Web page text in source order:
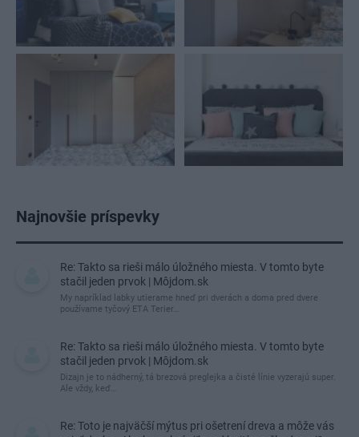
Najnovšie príspevky
Re: Takto sa rieši málo úložného miesta. V tomto byte
stačil jeden prvok | Môjdom.sk
My napríklad labky utierame hneď pri dverách a doma pred dvere
používame tyčový ETA Terier…
Re: Takto sa rieši málo úložného miesta. V tomto byte
stačil jeden prvok | Môjdom.sk
Dizajn je to nádherný, tá brezová preglejka a čisté línie vyzerajú super.
Ale vždy, keď…
Re: Toto je najväčší mýtus pri ošetrení dreva a môže vás